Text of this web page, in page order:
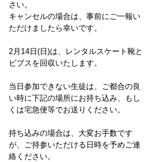
さい。
キャンセルの場合は、事前にご一報い
ただけましたら幸いです。
2月14日(日)は、レンタルスケート靴と
ビブスを回収いたします。
当日参加できない生徒は、ご都合の良
い時に下記の場所にお持ち込み、もし
くは宅急便等でお送りください。
持ち込みの場合は、大変お手数です
が、ご持参いただける日時を予めご連
絡ください。